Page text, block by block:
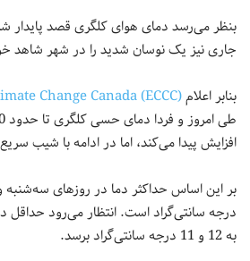
بنظر می‌رسد دمای هوای کلگری قصد پایدار
جاری نیز یک نوسان شدید را در شهر شاهد
بنابر اعلامChange Canada (ECCC)
افزایش پیدا می‌کند، اما در ادامه با شیب
درجه سانتی‌گراد است. انتظار می‌رود حداقل
به 12 و 11 درجه سانتی‌گراد برسد.